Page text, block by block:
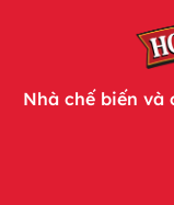
Nhà chế biến